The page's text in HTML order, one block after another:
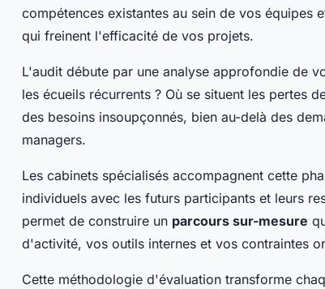
compétences existantes au sein de vos équipes
qui freinent l'efficacité de vos projets.
L'audit débute par une analyse approfondie de
les écueils récurrents ? Où se situent les pertes
des besoins insoupçonnés, bien au-delà des
managers.
Les cabinets spécialisés accompagnent cette
individuels avec les futurs participants et leurs
permet de construire un parcours sur-mesure
d'activité, vos outils internes et vos contraintes
Cette méthodologie d'évaluation transforme